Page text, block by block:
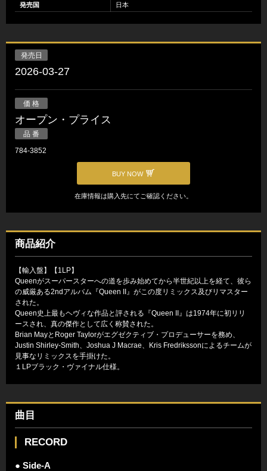
発売国
日本
発売日
2026-03-27
価 格
オープン・プライス
品 番
784-3852
BUY NOW
在庫情報は購入先にてご確認ください。
商品紹介
【輸入盤】【1LP】
Queenがスーパースターへの道を歩み始めてから半世紀以上を経て、彼ら
の威厳ある2ndアルバム『Queen II』がこの度リミックス及びリマスター
された。
Queen史上最もヘヴィな作品と評される『Queen II』は1974年に初リリ
ースされ、真の傑作として広く称賛された。
Brian MayとRoger Taylorがエグゼクティブ・プロデューサーを務め、
Justin Shirley-Smith、Joshua J Macrae、Kris Fredrikssonによるチームが
見事なリミックスを手掛けた。
１LPブラック・ヴァイナル仕様。
曲目
RECORD
● Side-A